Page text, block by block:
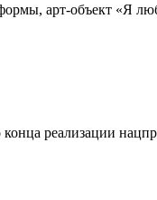
арт-объект «Я
реализации